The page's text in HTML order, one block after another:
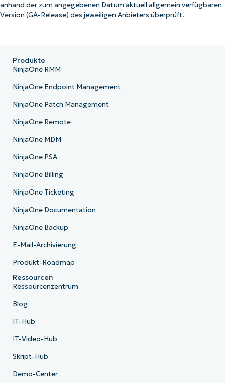
anhand der zum angegebenen Datum aktuell allgemein verfügbaren
Version (GA-Release) des jeweiligen Anbieters überprüft.
Produkte
NinjaOne RMM
NinjaOne Endpoint Management
NinjaOne Patch Management
NinjaOne Remote
NinjaOne MDM
NinjaOne PSA
NinjaOne Billing
NinjaOne Ticketing
NinjaOne Documentation
NinjaOne Backup
E-Mail-Archivierung
Produkt-Roadmap
Ressourcen
Ressourcenzentrum
Blog
IT-Hub
IT-Video-Hub
Skript-Hub
Demo-Center